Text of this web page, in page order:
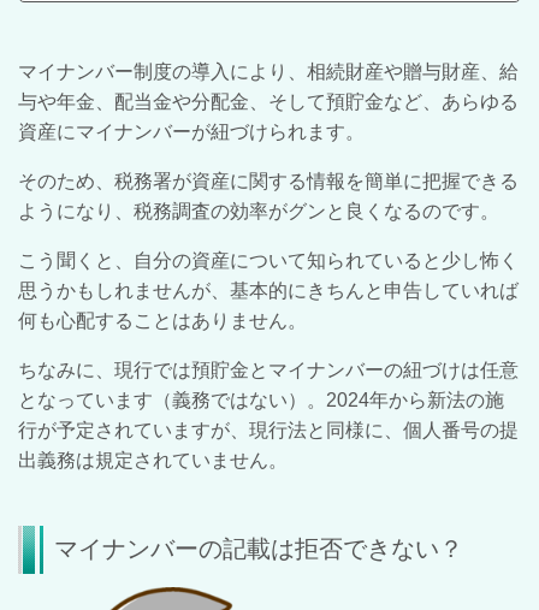
マイナンバー制度の導入により、相続財産や贈与財産、給
与や年金、配当金や分配金、そして預貯金など、あらゆる
資産にマイナンバーが紐づけられます。
そのため、税務署が資産に関する情報を簡単に把握できる
ようになり、税務調査の効率がグンと良くなるのです。
こう聞くと、自分の資産について知られていると少し怖く
思うかもしれませんが、基本的にきちんと申告していれば
何も心配することはありません。
ちなみに、現行では預貯金とマイナンバーの紐づけは任意
となっています（義務ではない）。2024年から新法の施
行が予定されていますが、現行法と同様に、個人番号の提
出義務は規定されていません。
マイナンバーの記載は拒否できない？